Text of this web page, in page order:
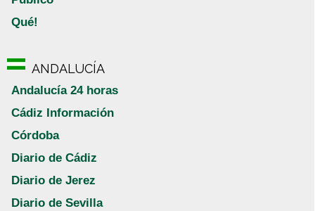
Qué!
ANDALUCÍA
Andalucía 24 horas
Cádiz Información
Córdoba
Diario de Cádiz
Diario de Jerez
Diario de Sevilla